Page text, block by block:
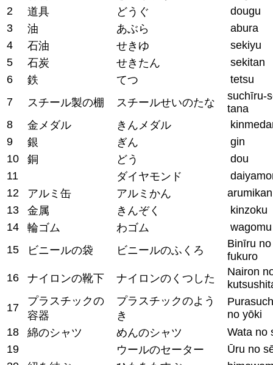
2
道具 どうぐ
dougu
3
油 あぶら
abura
4
石油 せきゆ
sekiyu
5
石炭 せきたん
sekitan
6
鉄 てつ
tetsu
7
スチール製の棚 スチールせいのたな
suchīru-
tana
8
金メダル きんメダル
9
銀 ぎん
gin
10
銅 どう
dou
11
ダイヤモンド
12
アルミ缶 アルミかん
arumikan
13
金属 きんぞく
kinzoku
14
輪ゴム わゴム
wagomu
15
ビニールの袋 ビニールのふくろ
Binīru no
fukuro
16
ナイロンの靴下 ナイロンのくつした
Nairon
17
プラスチックの
容器
プラスチックのよう
き
no yōki
18
綿のシャツ めんのシャツ
Wata no
19
ウールのセーター
Ūru no